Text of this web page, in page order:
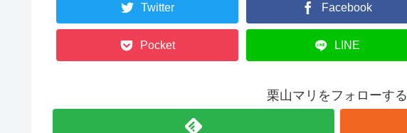
Twitter Facebook
Pocket LINE
栗山マリをフォローする